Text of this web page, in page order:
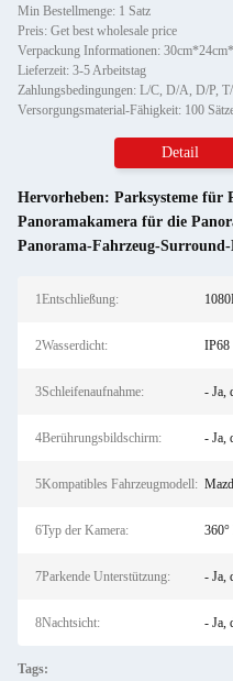
Min Bestellmenge: 1 Satz
Preis: Get best wholesale price
Verpackung Informationen:
Lieferzeit: 3-5 Arbeitstag
Zahlungsbedingungen: L/C, D/A, D/P,
Versorgungsmaterial-Fähigkeit: 100
Detail
Hervorheben: Parksysteme für
Panoramakamera für die
Panorama-Fahrzeug-Surround-
1Entschließung:
2Wasserdicht: IP68
3Schleifenaufnahme: - Ja,
4Berührungsbildschirm: - Ja,
5Kompatibles Fahrzeugmodell:
6Typ der Kamera: 360°
7Parkende Unterstützung: - Ja,
8Nachtsicht: - Ja,
Tags: